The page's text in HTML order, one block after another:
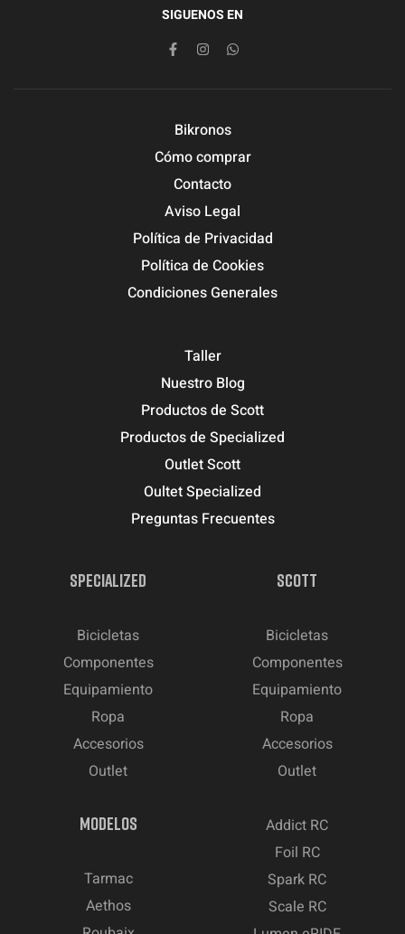
SIGUENOS EN
Bikronos
Cómo comprar
Contacto
Aviso Legal
Política de Privacidad
Política de Cookies
Condiciones Generales
Taller
Nuestro Blog
Productos de Scott
Productos de Specialized
Outlet Scott
Oultet Specialized
Preguntas Frecuentes
SPECIALIZED
Bicicletas
Componentes
Equipamiento
Ropa
Accesorios
Outlet
SCOTT
Bicicletas
Componentes
Equipamiento
Ropa
Accesorios
Outlet
MODELOS
Tarmac
Aethos
Addict RC
Foil RC
Spark RC
Scale RC